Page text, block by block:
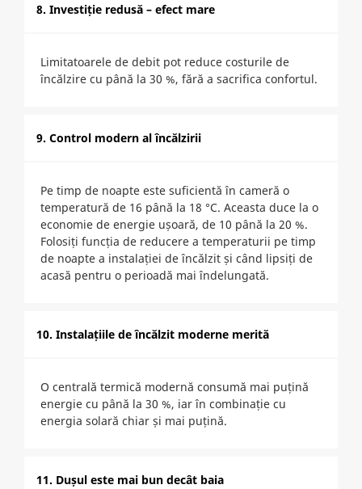
8. Investiție redusă – efect mare
Limitatoarele de debit pot reduce costurile de
încălzire cu până la 30 %, fără a sacrifica confortul.
9. Control modern al încălzirii
Pe timp de noapte este suficientă în cameră o
temperatură de 16 până la 18 °C. Aceasta duce la o
economie de energie ușoară, de 10 până la 20 %.
Folosiți funcția de reducere a temperaturii pe timp
de noapte a instalației de încălzit și când lipsiți de
acasă pentru o perioadă mai îndelungată.
10. Instalațiile de încălzit moderne merită
O centrală termică modernă consumă mai puțină
energie cu până la 30 %, iar în combinație cu
energia solară chiar și mai puțină.
11. Dușul este mai bun decât baia